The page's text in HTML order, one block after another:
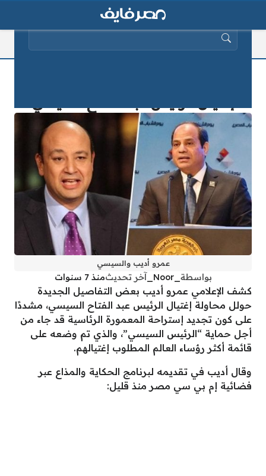
عمرو أديب والسيسي
بواسطة _Noor_ آخر تحديثمنذ 7 سنوات
كشف الإعلامي عمرو أديب بعض التفاصيل الجديدة
حولل محاولة إغتيال الرئيس عبد الفتاح السيسي، مشددًا
على كون تجديد إستراحة المعمورة الرئاسية قد جاء من
أجل حماية “الرئيس السيسي”، والذي تم وضعه على
قائمة أكثر رؤساء العالم المطلوب إغتيالهم.
وقال أديب في تقديمه لبرنامج الحكاية والمذاع عبر
فضائية إم بي سي مصر منذ قليل:
البحث عن: